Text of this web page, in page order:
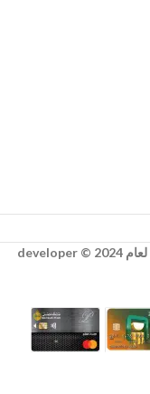
لعام 2024 © developer